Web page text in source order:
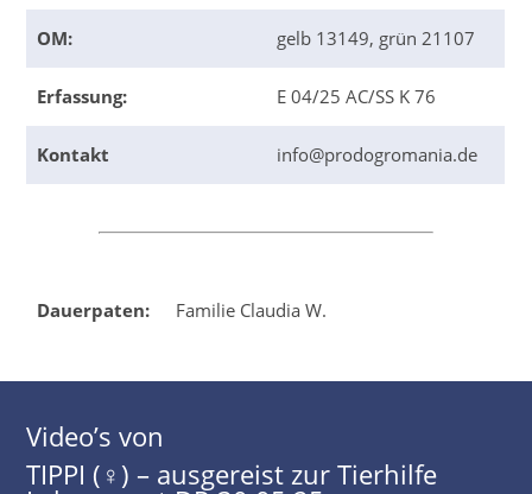
OM: gelb 13149, grün 21107
Erfassung: E 04/25 AC/SS K 76
Kontakt info@prodogromania.de
Dauerpaten: Familie Claudia W.
Video’s von
TIPPI (♀) – ausgereist zur Tierhilfe